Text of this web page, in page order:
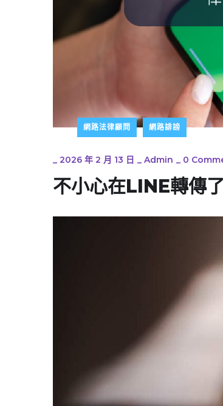
網路法律顧問 網路誹謗
_ 2026 年 2 月 13 日 _ Admin _ 0
不小心在LINE轉傳